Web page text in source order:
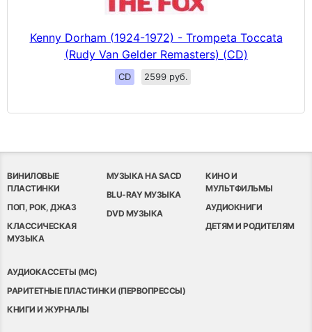
Kenny Dorham (1924-1972) - Trompeta Toccata
(Rudy Van Gelder Remasters) (CD)
CD 2599 руб.
ВИНИЛОВЫЕ
ПЛАСТИНКИ
ПОП, РОК, ДЖАЗ
КЛАССИЧЕСКАЯ
МУЗЫКА
МУЗЫКА НА SACD
BLU-RAY МУЗЫКА
DVD МУЗЫКА
КИНО И
МУЛЬТФИЛЬМЫ
АУДИОКНИГИ
ДЕТЯМ И РОДИТЕЛЯМ
АУДИОКАССЕТЫ (MC)
РАРИТЕТНЫЕ ПЛАСТИНКИ (ПЕРВОПРЕССЫ)
КНИГИ И ЖУРНАЛЫ